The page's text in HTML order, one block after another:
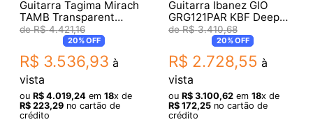
Guitarra Tagima Mirach
TAMB Transparent
Amber com Case
R$ 4.421,16
20%OFF
R$ 3.536,93 à
vista
ou R$ 4.019,24em 18x de
R$ 223,29no cartão de
crédito
Guitarra Ibanez GIO
GRG121PAR KBF Deep
Dusk Burst Flat
R$ 3.410,68
20%OFF
R$ 2.728,55 à
vista
ou R$ 3.100,62em 18x de
R$ 172,25no cartão de
crédito